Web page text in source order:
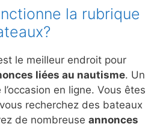
la rubrique
le meilleur endroit pour
liées au nautisme. Un
en ligne. Vous êtes
recherchez des bateaux
de nombreuse annonces